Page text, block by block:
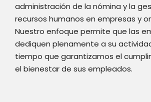
administración de la nómina y la
recursos humanos en empresas y
Nuestro enfoque permite que las
dediquen plenamente a su
tiempo que garantizamos el
el bienestar de sus empleados.